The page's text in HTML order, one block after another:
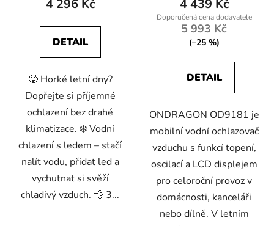
4 296 Kč
DETAIL
🥵 Horké letní dny?
Dopřejte si příjemné
ochlazení bez drahé
klimatizace. ❄️ Vodní
chlazení s ledem – stačí
nalít vodu, přidat led a
vychutnat si svěží
chladivý vzduch. 💨 3...
4 439 Kč
5 993 Kč
(–25 %)
DETAIL
ONDRAGON OD9181 je
mobilní vodní ochlazovač
vzduchu s funkcí topení,
oscilací a LCD displejem
pro celoroční provoz v
domácnosti, kanceláři
nebo dílně. V letním